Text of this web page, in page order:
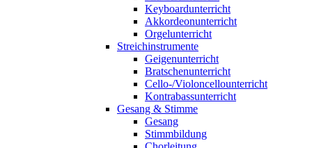
Keyboardunterricht
Akkordeonunterricht
Orgelunterricht
Streichinstrumente
Geigenunterricht
Bratschenunterricht
Cello-/Violoncellounterricht
Kontrabassunterricht
Gesang & Stimme
Gesang
Stimmbildung